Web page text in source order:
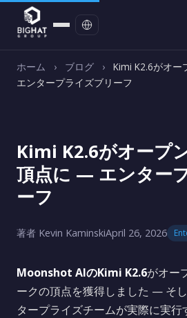
ホーム › ブログ ›
Kimi K2.6がオ
エンタープライズブリーフ
Kimi K2.6がオープ
頂点に — エンター
ーフ
著者 Kevin KaminskiApril 26, 2026
Moonshot AIのKimi K2.6がオー
ークの頂点を獲得しました — そ
タープライズチームが実際に実行